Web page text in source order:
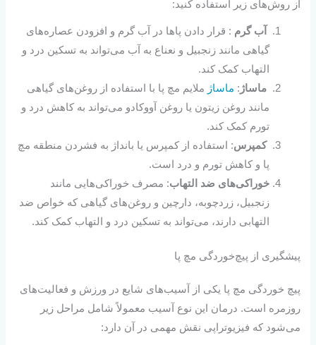
از روش‌های زیر استفاده کنید:
آب گرم : قرار دادن پاها در آب گرم و افزودن عصاره‌های
گیاهی مانند زنجبیل و نعناع به آب می‌تواند به تسکین درد و
التهاب کمک کند.
ماساژ : ماساژ ملایم مچ پا با استفاده از روغن‌های گیاهی
مانند روغن زیتون یا روغن آووکادو می‌تواند به کاهش درد و
تورم کمک کند.
کمپرس: استفاده از کمپرس یا بانداژ به فشردن منطقه مچ
پا و کاهش تورم و درد است.
خوراکی‌های ضد التهاب: مصرف خوراکی‌هایی مانند
زنجبیل، زردچوبه، دارچین و روغن‌های گیاهی که خواص ضد
التهابی دارند، می‌تواند به تسکین درد و التهاب کمک کند.
پیشگیری از پیچ‌خوردگی مچ پا
پیچ خوردگی مچ پا یکی از آسیب‌های شایع در ورزش و فعالیت‌های
روزمره است. درمان این نوع آسیب معمولاً شامل مراحل زیر
می‌شود که فیزیوتراپی نقش مهمی در آن دارد: